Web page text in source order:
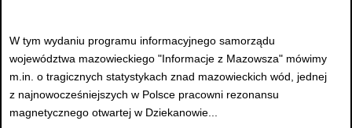
W tym wydaniu programu informacyjnego samorządu
województwa mazowieckiego "Informacje z Mazowsza" mówimy
m.in. o tragicznych statystykach znad mazowieckich wód, jednej
z najnowocześniejszych w Polsce pracowni rezonansu
magnetycznego otwartej w Dziekanowie...